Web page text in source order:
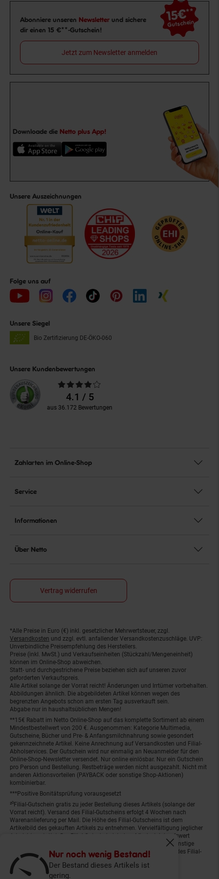
Nur noch wenig Bestand!
Der Bestand dieses Artikels ist
gering.
Fenster
Newsletter Anmeldung
Abonniere unseren Newsletter und sichere
dir einen 15 €**-Gutschein!
15€**
Gutschein
Jetzt zum Newsletter anmelden
Downloade die Netto plus App!
Unsere Auszeichnungen
Folge uns auf
Unsere Siegel
Bio Zertifizierung DE-ÖKO-060
Unsere Kundenbewertungen
Durchschnittliche
Bewertungen4.1 / 5
aus 36.172 Bewertungen
Zahlarten im Online-Shop
Service
Informationen
Über Netto
Vertrag widerrufen
Fußnoten
*Alle Preise in Euro (€) inkl. gesetzlicher Mehrwertsteuer, zzgl.
Versandkosten und zzgl. evtl. anfallender Versandkostenzuschläge. UVP:
Unverbindliche Preisempfehlung des Herstellers.
Preise (inkl. MwSt.) und Verkaufseinheiten (Stückzahl/Mengeneinheit)
können im Online-Shop abweichen.
Statt- und durchgestrichene Preise beziehen sich auf unseren zuvor
geforderten Verkaufspreis.
Alle Artikel solange der Vorrat reicht! Änderungen und Irrtümer vorbehalten.
Abbildungen ähnlich. Die abgebildeten Artikel können wegen des
begrenzten Angebots schon am ersten Tag ausverkauft sein.
Abgabe nur in haushaltsüblichen Mengen!
**15€ Rabatt im Netto Online-Shop auf das komplette Sortiment ab einem
Mindestbestellwert von 200 €. Ausgenommen: Kategorie Multimedia,
Gutscheine, Bücher und Pre- & Anfangsmilchnahrung sowie gesondert
gekennzeichnete Artikel. Keine Anrechnung auf Versandkosten und Filial-
Abholservices. Der Gutschein wird nur einmalig an Neuanmelder für den
Online-Shop-Newsletter versendet. Nur online einlösbar. Nur ein Gutschein
pro Person und Bestellung. Restbeträge werden nicht ausgezahlt. Nicht mit
anderen Aktionsvorteilen (PAYBACK oder sonstige Shop-Aktionen)
kombinierbar.
***Positive Bonitätsprüfung vorausgesetzt
²⁰Filial-Gutschein gratis zu jeder Bestellung dieses Artikels (solange der
Vorrat reicht). Versand des Filial-Gutscheins erfolgt 4 Wochen nach
Warenanlieferung per Mail. Die Höhe des Filial-Gutscheins ist dem
Artikelbild des gekauften Artikels zu entnehmen. Vervielfältigung jeglicher
Art nicht gestattet. Der Filial-Gutschein ist ohne Mindesteinkaufswert
einlösbar. Nicht mit anderen Aktionsvorteilen (PAYBACK oder sonstige
Shop-Aktionen) kombinierbar. Der jeweilige Gültigkeitszeitraum des Filial-
Gutscheins ist darauf vermerkt.